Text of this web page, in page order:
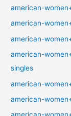
american-
american-
american-
american-
singles
american-
american-